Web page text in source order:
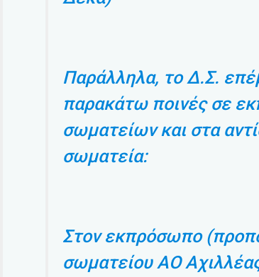
Παράλληλα, το Δ.Σ.
παρακάτω ποινές σε
σωματείων και στα
σωματεία:
Στον εκπρόσωπο
σωματείου ΑΟ